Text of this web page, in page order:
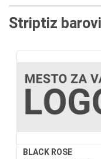
Striptiz
BLACK ROSE